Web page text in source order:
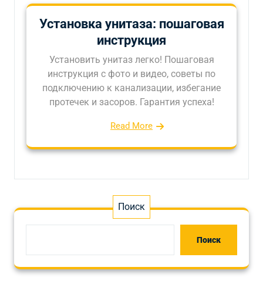
Установка унитаза: пошаговая
инструкция
Установить унитаз легко! Пошаговая
инструкция с фото и видео, советы по
подключению к канализации, избегание
протечек и засоров. Гарантия успеха!
Read More
Поиск
Поиск